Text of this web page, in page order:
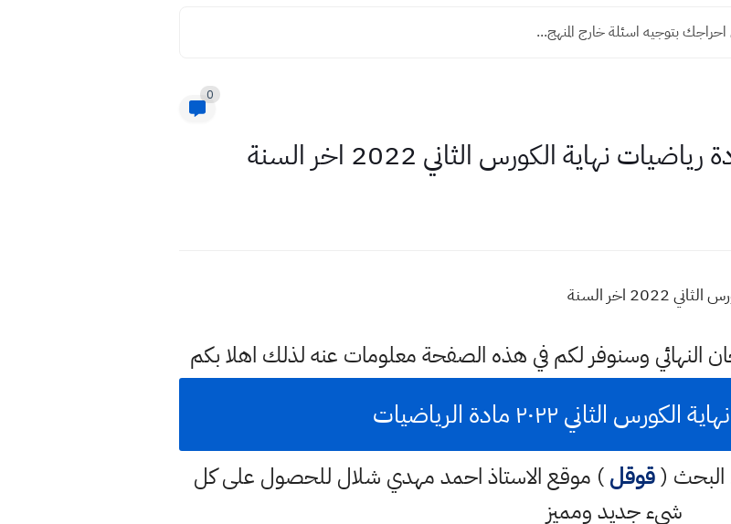
بتوجيه اسئلة خارج المنهج...
0
الكورس الثاني 2022 اخر السنة
اخر السنة
النهائي وسنوفر لكم في هذه الصفحة معلومات عنه لذلك اهلا بكم
الثاني ٢٠٢٢ مادة الرياضيات
البحث (قوقل) موقع الاستاذ احمد مهدي شلال للحصول على كل
شيء جديد ومميز